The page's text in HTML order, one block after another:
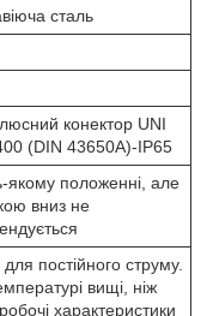
сталь
конектор UNI
(DIN 43650A)-IP65
якому положенні, але
вниз не
постійного струму.
вищі, ніж
характеристики